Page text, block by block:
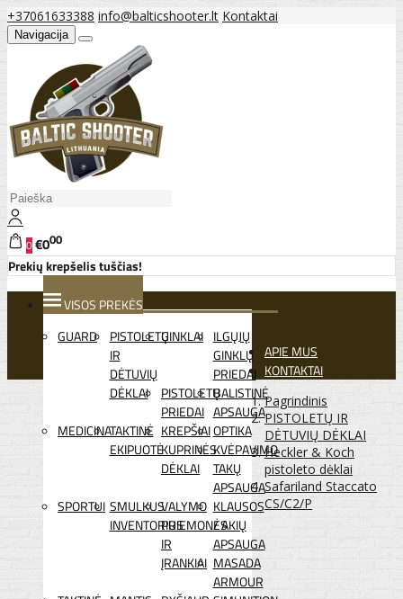
+37061633388 info@balticshooter.lt Kontaktai
Navigacija
0€000
Prekių krepšelis tuščias!
VISOS PREKĖS
GUARD
PISTOLETŲ
IR
DĖTUVIŲ
DĖKLAI
GINKLAI ILGŲJŲ
GINKLŲ
PRIEDAI
PISTOLETŲ
PRIEDAI
BALISTINĖ
APSAUGA
MEDICINATAKTINĖ
EKIPUOTĖ
KREPŠIAI
KUPRINĖS
DĖKLAI
OPTIKA
KVĖPAVIMO
TAKŲ
APSAUGA
SPORTUI SMULKUS
INVENTORIUS
VALYMO
PRIEMONĖS
IR
ĮRANKIAI
KLAUSOS
/ AKIŲ
APSAUGA
MASADA
ARMOUR
APIE MUS
KONTAKTAI
Pagrindinis
PISTOLETŲ IR
DĖTUVIŲ DĖKLAI
Heckler & Koch
pistoleto dėklai
Safariland Staccato
CS/C2/P